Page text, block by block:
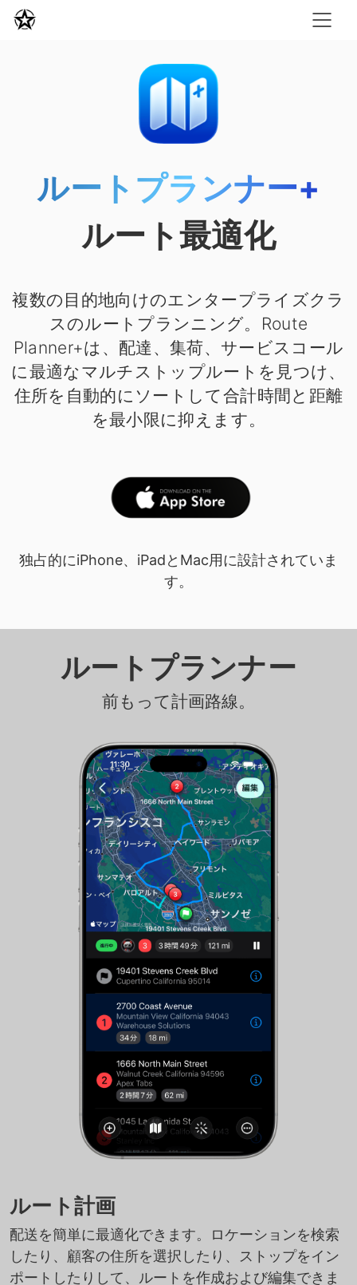
ルートプランナー+
ルート最適化
複数の目的地向けのエンタープライズクラ
スのルートプランニング。Route
Planner+は、配達、集荷、サービスコール
に最適なマルチストップルートを見つけ、
住所を自動的にソートして合計時間と距離
を最小限に抑えます。
独占的にiPhone、iPadとMac用に設計されていま
す。
ルートプランナー
前もって計画路線。
ルート計画
配送を簡単に最適化できます。ロケーションを検索
したり、顧客の住所を選択したり、ストップをイン
ポートしたりして、ルートを作成および編集できま